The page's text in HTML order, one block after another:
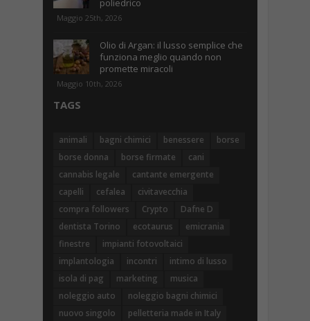
poliedrico
Maggio 25th, 2026
Olio di Argan: il lusso semplice che
funziona meglio quando non
promette miracoli
Maggio 10th, 2026
TAGS
animali bagni chimici benessere
borse
borse donna
borse firmate
cani
cannabis legale
cantante emergente
capelli
cefalea
civitavecchia
compra followers
Crypto
Dafne D
dentista Torino
ecotaurus
emicrania
finestre
impianti fotovoltaici
implantologia
incontri
intimo di lusso
isola di pag
marketing
musica
noleggio auto
noleggio bagni chimici
nuovo singolo
pelletteria made in Italy